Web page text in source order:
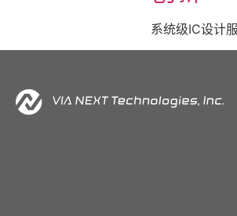
系统级IC设计